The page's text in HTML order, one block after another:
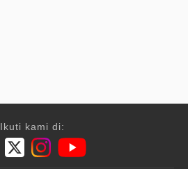
Ikuti kami di: